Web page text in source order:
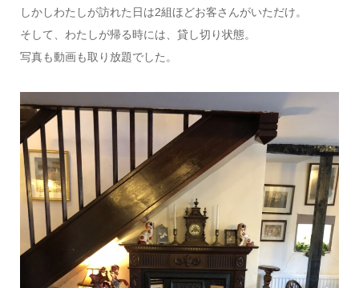
しかしわたしが訪れた日は2組ほどお客さんがいただけ。
そして、わたしが帰る時には、貸し切り状態。
写真も動画も取り放題でした。